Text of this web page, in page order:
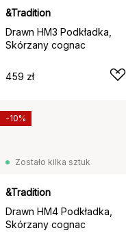
&Tradition
Drawn HM3 Podkładka,
Skórzany cognac
459 zł
Zostało kilka sztuk
&Tradition
Drawn HM4 Podkładka,
Skórzany cognac
-10%